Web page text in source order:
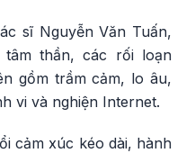
sĩ Nguyễn Văn Tuấn,
thần, các rối loạn
gồm trầm cảm, lo âu,
vi và nghiện Internet.
cảm xúc kéo dài, hành